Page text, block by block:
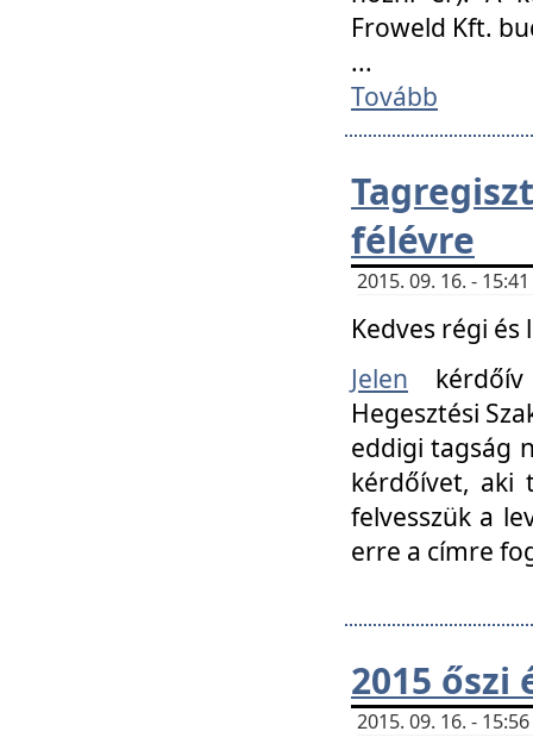
Froweld Kft.
...
Tovább
félévre
2015. 09. 16. -
Kedves régi
Jelen
Hegesztési
eddigi tagság
kérdőívet, aki
felvesszük a
erre a címre
2015 őszi
2015. 09. 16. -